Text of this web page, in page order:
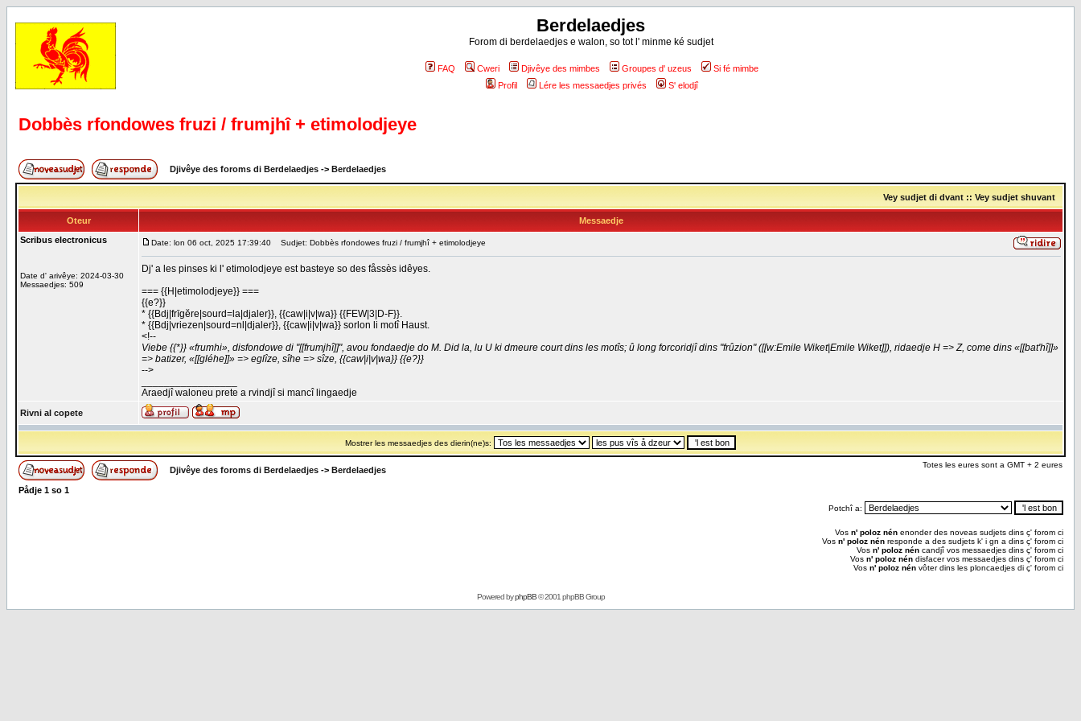
Berdelaedjes
Forom di berdelaedjes e walon, so tot l' minme ké sudjet
FAQ Cweri Djivêye des mimbes Groupes d' uzeus
Si fé mimbe
Profil
Lére les messaedjes privés S' elodjî
Dobbès rfondowes fruzi / frumjhî + etimolodjeye
Djivêye des foroms di Berdelaedjes -> Berdelaedjes
Vey sudjet di dvant :: Vey sudjet shuvant
Oteur
Messaedje
Scribus electronicus
Date d' arivêye: 2024-03-30
Messaedjes: 509
Date: lon 06 oct, 2025 17:39:40 Sudjet: Dobbès rfondowes fruzi / frumjhî + etimolodjeye
Dj' a les pinses ki l' etimolodjeye est basteye so des fåssès idêyes.
=== {{H|etimolodjeye}} ===
{{e?}}
* {{Bdj|frīgĕre|sourd=la|djaler}}, {{caw|i|v|wa}} {{FEW|3|D-F}}.
* {{Bdj|vriezen|sourd=nl|djaler}}, {{caw|i|v|wa}} sorlon li motî Haust.
<!--
Viebe {{*}} «frumhi», disfondowe di "[[frumjhî]]", avou fondaedje do M. Did la, lu U ki dmeure court dins les motîs; û long forcoridjî dins "frûzion" ([[w:Emile Wiket|Emile Wiket]]), ridaedje H => Z, come dins «[[bat'hî]]»
=> batizer, «[[gléhe]]» => eglîze, sîhe => sîze, {{caw|i|v|wa}} {{e?}}
-->
Araedjî waloneu prete a rvindjî si mancî lingaedje
Rivni al copete
Mostrer les messaedjes des dierin(ne)s:
Djivêye des foroms di Berdelaedjes -> Berdelaedjes
Totes les eures sont a GMT + 2 eures
Pådje 1 so 1
Potchî a:
Vos n' poloz nén enonder des noveas sudjets dins ç' forom ci
Vos n' poloz nén responde a des sudjets k' i gn a dins ç' forom ci
Vos n' poloz nén candjî vos messaedjes dins ç' forom ci
Vos n' poloz nén disfacer vos messaedjes dins ç' forom ci
Vos n' poloz nén vôter dins les ploncaedjes di ç' forom ci
Powered byphpBB© 2001 phpBB Group